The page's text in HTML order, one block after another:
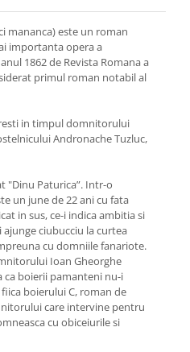
mananca) este un roman
importanta opera a
1862 de Revista Romana a
primul roman notabil al
in timpul domnitorului
Andronache Tuzluc,
"Dinu Paturica”. Intr-o
un june de 22 ani cu fata
in sus, ce-i indica ambitia si
ajunge ciubucciu la curtea
cu domniile fanariote.
Ioan Gheorghe
ca boierii pamanteni nu-i
boierului C, roman de
care intervine pentru
cu obiceiurile si